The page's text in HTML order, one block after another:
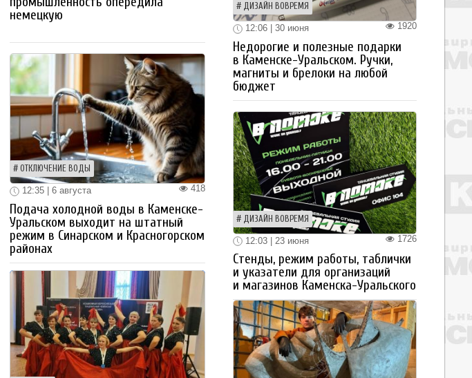
немецкую
ОТКЛЮЧЕНИЕ ВОДЫ
418
12:35 | 6 августа
Подача холодной воды в Каменске-
Уральском выходит на штатный
режим в Синарском и Красногорском
районах
ДИЗАЙН ВОВРЕМЯ
1920
12:06 | 30 июня
Недорогие и полезные подарки
в Каменске-Уральском. Ручки,
магниты и брелоки на любой
бюджет
ДИЗАЙН ВОВРЕМЯ
1726
12:03 | 23 июня
Стенды, режим работы, таблички
и указатели для организаций
и магазинов Каменска-Уральского